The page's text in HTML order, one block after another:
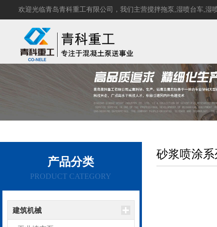
欢迎光临青岛青科重工有限公司，我们主营搅拌拖泵 ,湿喷台车,湿
产品分类
PRODUCT CATEGORY
建筑机械
砂浆喷涂系